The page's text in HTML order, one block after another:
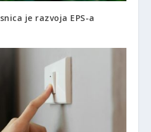
je razvoja EPS-a